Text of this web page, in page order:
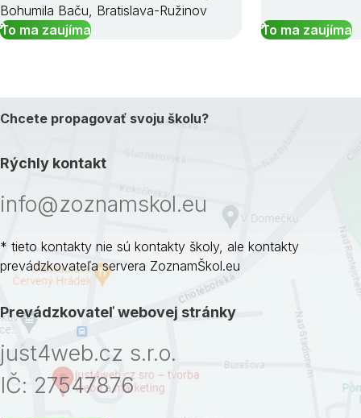
Bohumila Baču, Bratislava-Ružinov
To ma zaujíma
To ma zaujíma
Chcete propagovať svoju školu?
Rýchly kontakt
info@zoznamskol.eu
* tieto kontakty nie sú kontakty školy, ale kontakty
prevádzkovateľa servera ZoznamŠkol.eu
Prevádzkovateľ webovej stránky
just4web.cz s.r.o.
IČ: 27547876